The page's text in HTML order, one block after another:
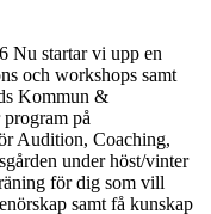
Nu startar vi upp en
och workshops samt
Kommun &
på
Audition, Coaching,
under höst/vinter
för dig som vill
samt få kunskap